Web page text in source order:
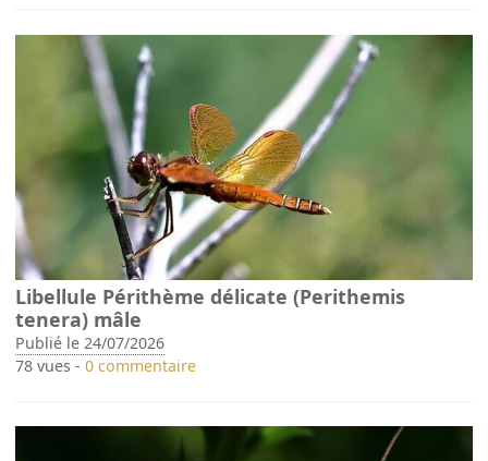
Libellule Périthème délicate (Perithemis
tenera) mâle
Publié le 24/07/2026
78 vues -0 commentaire